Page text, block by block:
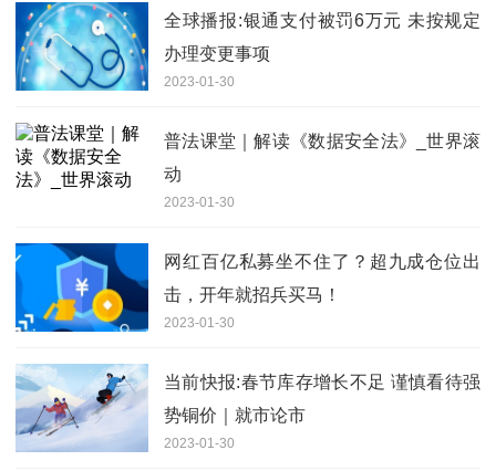
全球播报:银通支付被罚6万元 未按规定
办理变更事项
2023-01-30
普法课堂｜解读《数据安全法》_世界滚
动
2023-01-30
网红百亿私募坐不住了？超九成仓位出
击，开年就招兵买马！
2023-01-30
当前快报:春节库存增长不足 谨慎看待强
势铜价｜就市论市
2023-01-30